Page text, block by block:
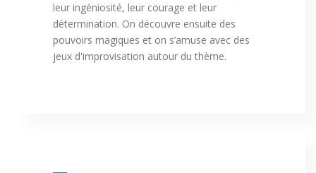
leur ingéniosité, leur courage et leur
détermination. On découvre ensuite des
pouvoirs magiques et on s’amuse avec des
jeux d'improvisation autour du thème.